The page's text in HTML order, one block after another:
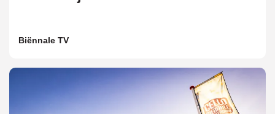
Biënnale TV